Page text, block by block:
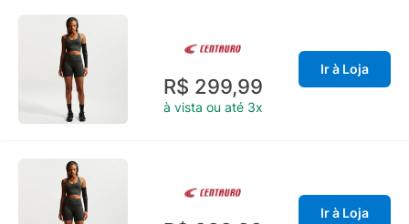
R$ 299,99
à vista ou até 3x
Ir à Loja
Ir à Loja